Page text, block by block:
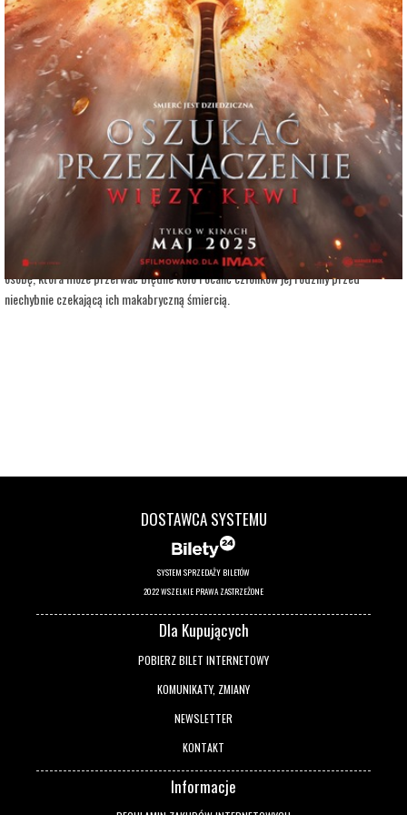
adres:
Aleja 3 Maja 6
data i godzina:
11.05.2025, g. 20:30
Info
Opis wydarzenia:
Gdy namieszasz w planach Śmierci, zrobi się nieprzyjemnie.
Najnowsza odsłona krwawego i kasowego cyklu studia New Line Cinema, zabiera
widzów do samych początków tego, jak śmierć zaczęła realizować swoje obłąkane
poczucie sprawiedliwości. Prześladowana strasznym, powtarzającym się
koszmarem studentka Stefanie wraca do rodzinnego miasta. Chce odnaleźć jedyną
osobę, która może przerwać błędne koło i ocalić członków jej rodziny przed
niechybnie czekającą ich makabryczną śmiercią.
DOSTAWCA SYSTEMU
SYSTEM SPRZEDAŻY BILETÓW
2022 WSZELKIE PRAWA ZASTRZEŻONE
Dla Kupujących
POBIERZ BILET INTERNETOWY
KOMUNIKATY, ZMIANY
NEWSLETTER
KONTAKT
Informacje